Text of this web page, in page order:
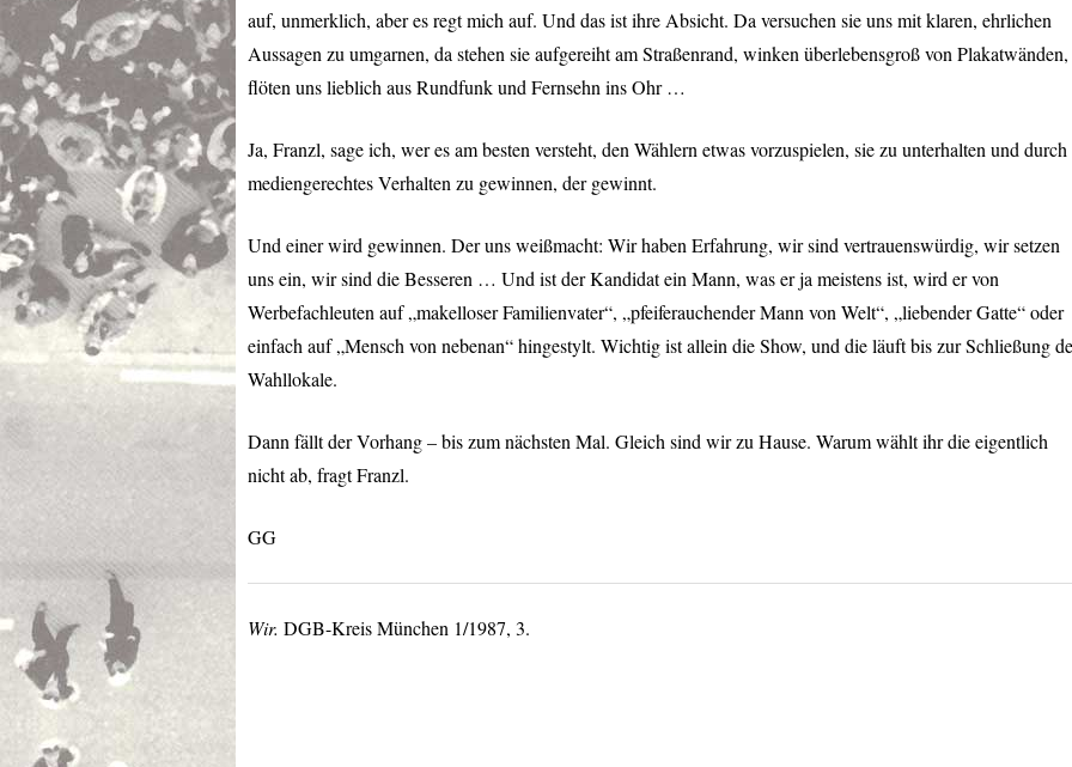
auf, unmerklich, aber es regt mich auf. Und das ist ihre Absicht. Da versuchen sie uns mit klaren, ehrlichen
Aussagen zu umgarnen, da stehen sie aufgereiht am Straßenrand, winken überlebensgroß von Plakatwänden,
flöten uns lieblich aus Rundfunk und Fernsehn ins Ohr …
Ja, Franzl, sage ich, wer es am besten versteht, den Wählern etwas vorzuspielen, sie zu unterhalten und durch
mediengerechtes Verhalten zu gewinnen, der gewinnt.
Und einer wird gewinnen. Der uns weißmacht: Wir haben Erfahrung, wir sind vertrauenswürdig, wir setzen
uns ein, wir sind die Besseren … Und ist der Kandidat ein Mann, was er ja meistens ist, wird er von
Werbefachleuten auf „makelloser Familienvater“, „pfeiferauchender Mann von Welt“, „liebender Gatte“ oder
einfach auf „Mensch von nebenan“ hingestylt. Wichtig ist allein die Show, und die läuft bis zur Schließung
Wahllokale.
Dann fällt der Vorhang – bis zum nächsten Mal. Gleich sind wir zu Hause. Warum wählt ihr die eigentlich
nicht ab, fragt Franzl.
GG
Wir. DGB-Kreis München 1/1987, 3.